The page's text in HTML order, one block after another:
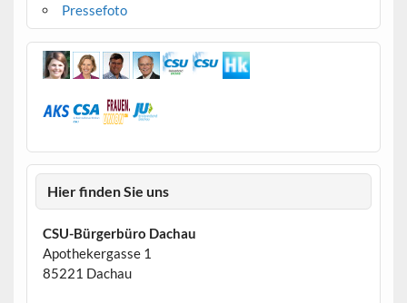
Pressefoto
Hier finden Sie uns
CSU-Bürgerbüro Dachau
Apothekergasse 1
85221 Dachau